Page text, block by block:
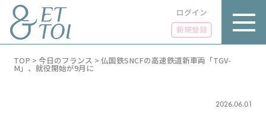
ログイン
新規登録
TOP > 今日のフランス > 仏国鉄SNCFの高速鉄道新車両「TGV-
M」、就役開始が9月に
2026.06.01